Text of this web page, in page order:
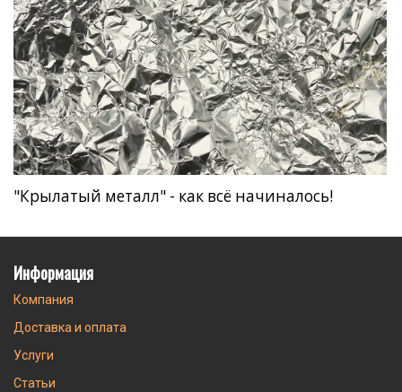
"Крылатый металл" - как всё начиналось!
Информация
Компания
Доставка и оплата
Услуги
Статьи